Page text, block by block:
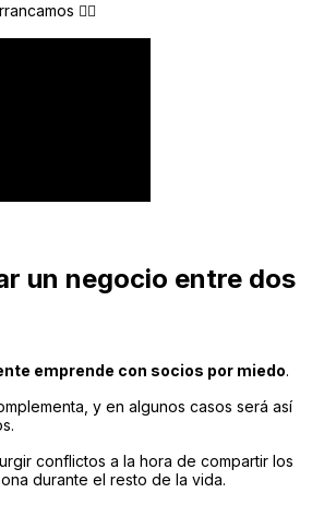
🏃‍♂️
un negocio entre dos
emprende con socios por miedo.
y en algunos casos será así
conflictos a la hora de compartir los
durante el resto de la vida.